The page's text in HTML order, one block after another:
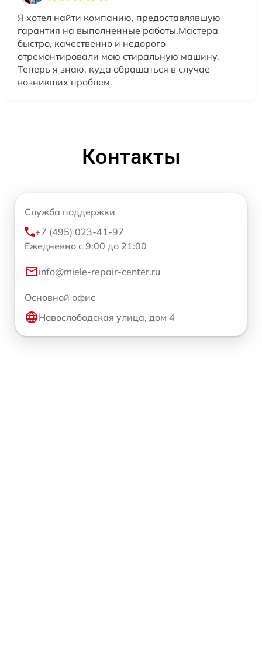
Я хотел найти компанию, предоставлявшую
гарантия на выполненные работы.Мастера
быстро, качественно и недорого
отремонтировали мою стиральную машину.
Теперь я знаю, куда обращаться в случае
возникших проблем.
Контакты
Служба поддержки
+7 (495) 023-41-97
Ежедневно с 9:00 до 21:00
info@miele-repair-center.ru
Основной офис
Новослободская улица, дом 4